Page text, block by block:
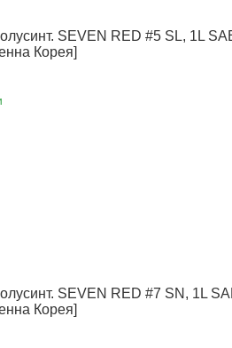
SEVEN RED #5 SL, 1L
Корея]
SEVEN RED #7 SN, 1L
Корея]